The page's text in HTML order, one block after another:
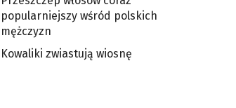
popularniejszy wśród polskich
mężczyzn
Kowaliki zwiastują wiosnę